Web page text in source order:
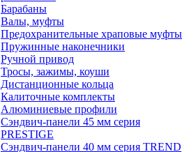
Барабаны
Валы, муфты
Предохранительные храповые муфты
Пружинные наконечники
Ручной привод
Тросы, зажимы, коуши
Дистанционные кольца
Калиточные комплекты
Алюминиевые профили
Сэндвич-панели 45 мм серия
PRESTIGE
Сэндвич-панели 40 мм серия TREND